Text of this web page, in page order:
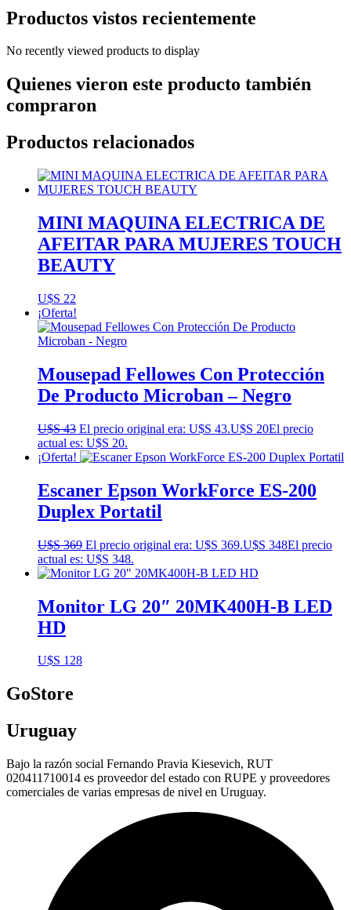
Productos vistos recientemente
No recently viewed products to display
Quienes vieron este producto también
compraron
Productos relacionados
MINI MAQUINA ELECTRICA DE
AFEITAR PARA MUJERES TOUCH
BEAUTY
U$S 22
¡Oferta!
Mousepad Fellowes Con Protección
De Producto Microban – Negro
U$S43 El precio original era: U$S 43.U$S 20El precio
actual es: U$S 20.
¡Oferta!
Escaner Epson WorkForce ES-200
Duplex Portatil
U$S369 El precio original era: U$S 369.U$S 348El precio
actual es: U$S 348.
Monitor LG 20″ 20MK400H-B LED
HD
U$S 128
GoStore
Uruguay
Bajo la razón social Fernando Pravia Kiesevich, RUT
020411710014 es proveedor del estado con RUPE y proveedores
comerciales de varias empresas de nivel en Uruguay.